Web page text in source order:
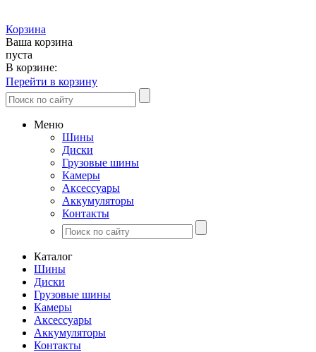
Корзина
Ваша корзина
пуста
В корзине:
Перейти в корзину
Меню
Шины
Диски
Грузовые шины
Камеры
Аксессуары
Аккумуляторы
Контакты
Каталог
Шины
Диски
Грузовые шины
Камеры
Аксессуары
Аккумуляторы
Контакты